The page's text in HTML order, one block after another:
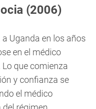
(2006)
Uganda en los años
en el médico
Lo que comienza
y confianza se
el médico